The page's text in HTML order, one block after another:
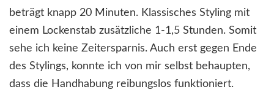
beträgt knapp 20 Minuten. Klassisches Styling mit
einem Lockenstab zusätzliche 1-1,5 Stunden. Somit
sehe ich keine Zeitersparnis. Auch erst gegen Ende
des Stylings, konnte ich von mir selbst behaupten,
dass die Handhabung reibungslos funktioniert.